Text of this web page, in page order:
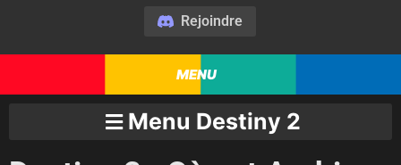
Rejoindre
MENU
Menu Destiny 2